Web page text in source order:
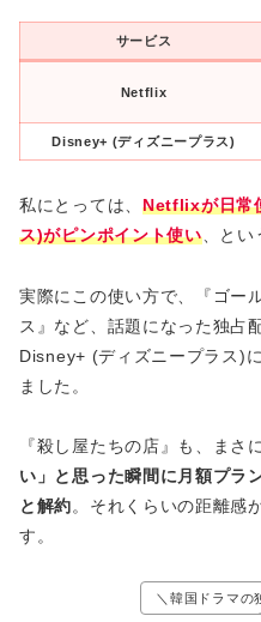
サービス
Netflix
Disney+ (ディズニープラス)
私にとっては、 Netflixが日常
ス)がピンポイント使い、とい
実際にこの使い方で、『ゴー
ス』など、話題になった独占
Disney+ (ディズニープラス)
ました。
『殺し屋たちの店』も、まさ
い」と思った瞬間に月額プラ
と解約。それくらいの距離感
す。
＼韓国ドラマの